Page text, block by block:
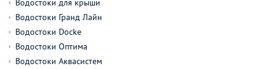
Водостоки для крыши
Водостоки Гранд Лайн
Водостоки Docke
Водостоки Оптима
Водостоки Аквасистем